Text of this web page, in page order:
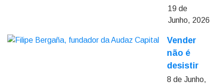
19 de
Junho, 2026
Vender
não é
desistir
8 de Junho,